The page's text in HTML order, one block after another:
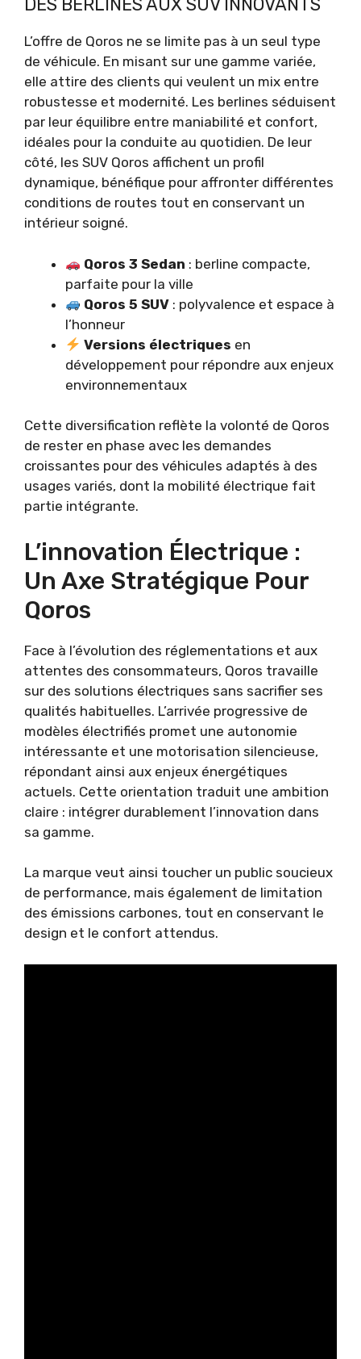
DES BERLINES AUX SUV INNOVANTS
L’offre de Qoros ne se limite pas à un seul type
de véhicule. En misant sur une gamme variée,
elle attire des clients qui veulent un mix entre
robustesse et modernité. Les berlines séduisent
par leur équilibre entre maniabilité et confort,
idéales pour la conduite au quotidien. De leur
côté, les SUV Qoros affichent un profil
dynamique, bénéfique pour affronter différentes
conditions de routes tout en conservant un
intérieur soigné.
Qoros 3 Sedan : berline compacte,
parfaite pour la ville
Qoros 5 SUV : polyvalence et espace à
l’honneur
Versions électriques en
développement pour répondre aux enjeux
environnementaux
Cette diversification reflète la volonté de Qoros
de rester en phase avec les demandes
croissantes pour des véhicules adaptés à des
usages variés, dont la mobilité électrique fait
partie intégrante.
L’innovation Électrique :
Un Axe Stratégique Pour
Qoros
Face à l’évolution des réglementations et aux
attentes des consommateurs, Qoros travaille
sur des solutions électriques sans sacrifier ses
qualités habituelles. L’arrivée progressive de
modèles électrifiés promet une autonomie
intéressante et une motorisation silencieuse,
répondant ainsi aux enjeux énergétiques
actuels. Cette orientation traduit une ambition
claire : intégrer durablement l’innovation dans
sa gamme.
La marque veut ainsi toucher un public soucieux
de performance, mais également de limitation
des émissions carbones, tout en conservant le
design et le confort attendus.